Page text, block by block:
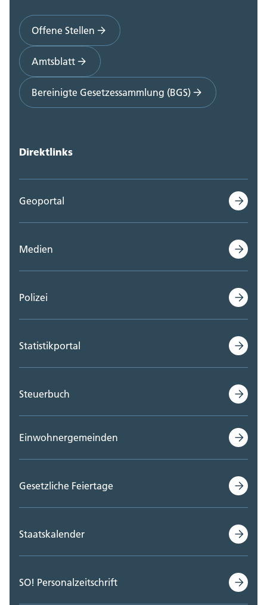
Offene Stellen
Amtsblatt
Bereinigte Gesetzessammlung (BGS)
Direktlinks
Geoportal
Medien
Polizei
Statistikportal
Steuerbuch
Einwohnergemeinden
Gesetzliche Feiertage
Staatskalender
SO! Personalzeitschrift